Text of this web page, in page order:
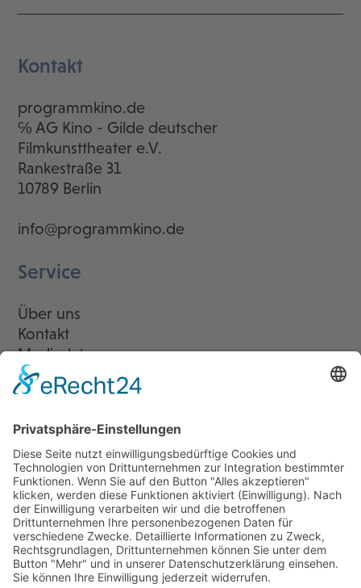
Kontakt
programmkino.de
℅ AG Kino - Gilde deutscher
Filmkunsttheater e.V.
Rankestraße 31
10789 Berlin
info@programmkino.de
Service
Über uns
Kontakt
Mediadaten
Newsletter
LogIn
Legal
Impressum
Datenschutzerklärung
Cookie-Einstellungen